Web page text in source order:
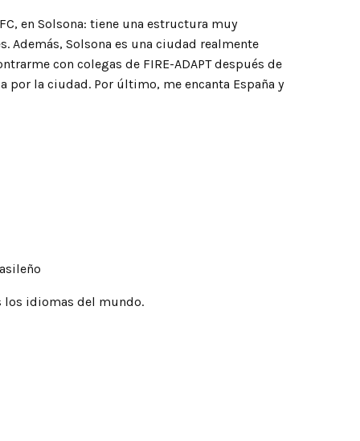
en Solsona: tiene una estructura muy
Además, Solsona es una ciudad realmente
con colegas de FIRE-ADAPT después de
la ciudad. Por último, me encanta España y
los idiomas del mundo.